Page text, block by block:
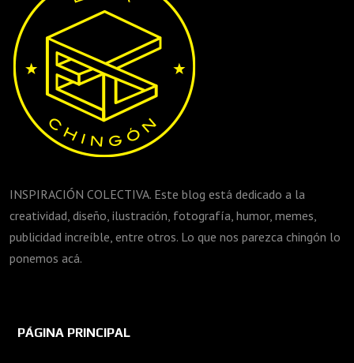
INSPIRACIÓN COLECTIVA. Este blog está dedicado a la
creatividad, diseño, ilustración, fotografía, humor, memes,
publicidad increíble, entre otros. Lo que nos parezca chingón lo
ponemos acá.
PÁGINA PRINCIPAL